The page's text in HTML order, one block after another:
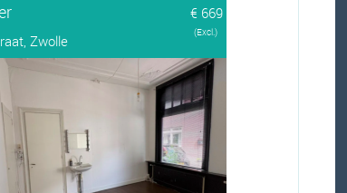
€ 669
Zwolle
(Excl.)